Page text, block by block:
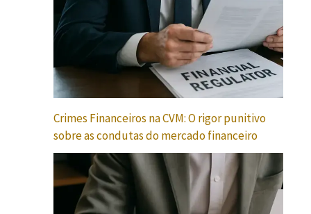
Crimes Financeiros na CVM: O rigor punitivo
sobre as condutas do mercado financeiro